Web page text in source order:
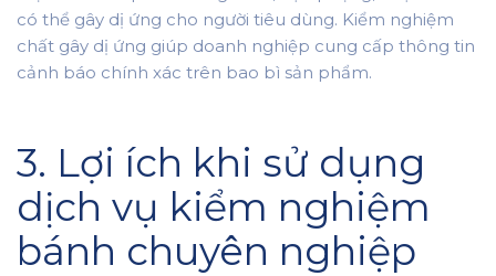
có thể gây dị ứng cho người tiêu dùng. Kiểm nghiệm
chất gây dị ứng giúp doanh nghiệp cung cấp thông tin
cảnh báo chính xác trên bao bì sản phẩm.
3. Lợi ích khi sử dụng
dịch vụ kiểm nghiệm
bánh chuyên nghiệp